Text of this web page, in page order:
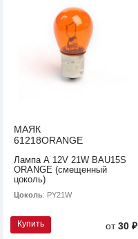
МАЯК
61218ORANGE
Лампа А 12V 21W BAU15S
ORANGE (смещенный
цоколь)
Цоколь: PY21W
Купить от30 ₽